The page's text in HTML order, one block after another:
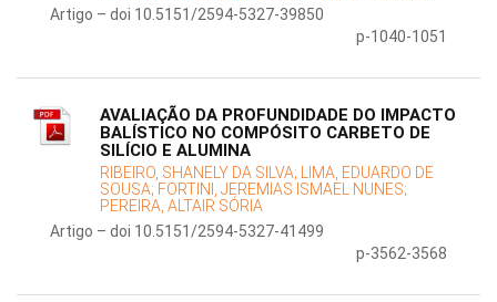
Artigo – doi 10.5151/2594-5327-39850
p-1040-1051
AVALIAÇÃO DA PROFUNDIDADE DO IMPACTO
BALÍSTICO NO COMPÓSITO CARBETO DE
SILÍCIO E ALUMINA
RIBEIRO, SHANELY DA SILVA; LIMA, EDUARDO DE
SOUSA; FORTINI, JEREMIAS ISMAEL NUNES;
PEREIRA, ALTAIR SÓRIA
Artigo – doi 10.5151/2594-5327-41499
p-3562-3568